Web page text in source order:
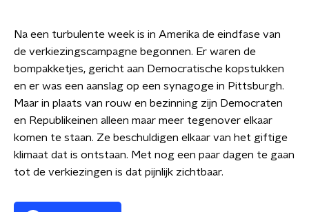
Na een turbulente week is in Amerika de eindfase van
de verkiezingscampagne begonnen. Er waren de
bompakketjes, gericht aan Democratische kopstukken
en er was een aanslag op een synagoge in Pittsburgh.
Maar in plaats van rouw en bezinning zijn Democraten
en Republikeinen alleen maar meer tegenover elkaar
komen te staan. Ze beschuldigen elkaar van het giftige
klimaat dat is ontstaan. Met nog een paar dagen te gaan
tot de verkiezingen is dat pijnlijk zichtbaar.